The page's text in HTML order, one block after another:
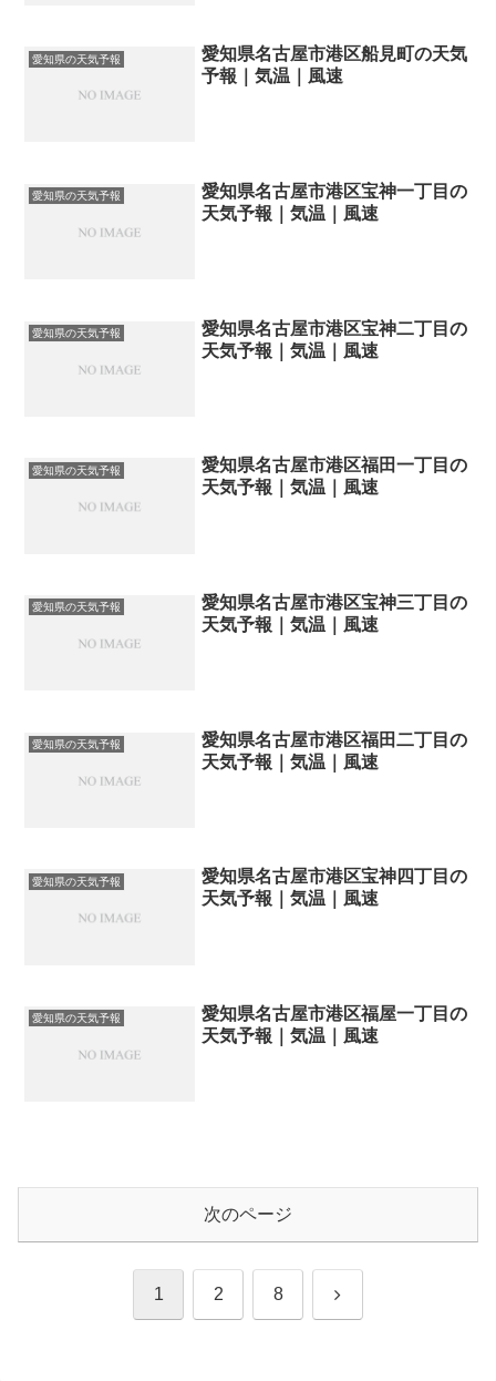
愛知県の天気予報
愛知県名古屋市港区船見町の天気
予報｜気温｜風速
愛知県の天気予報
愛知県名古屋市港区宝神一丁目の
天気予報｜気温｜風速
愛知県の天気予報
愛知県名古屋市港区宝神二丁目の
天気予報｜気温｜風速
愛知県の天気予報
愛知県名古屋市港区福田一丁目の
天気予報｜気温｜風速
愛知県の天気予報
愛知県名古屋市港区宝神三丁目の
天気予報｜気温｜風速
愛知県の天気予報
愛知県名古屋市港区福田二丁目の
天気予報｜気温｜風速
愛知県の天気予報
愛知県名古屋市港区宝神四丁目の
天気予報｜気温｜風速
愛知県の天気予報
愛知県名古屋市港区福屋一丁目の
天気予報｜気温｜風速
次のページ
1 2 8 次